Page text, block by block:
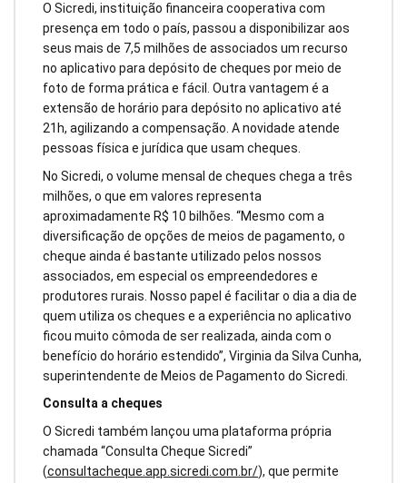
O Sicredi, instituição financeira cooperativa com
presença em todo o país, passou a disponibilizar aos
seus mais de 7,5 milhões de associados um recurso
no aplicativo para depósito de cheques por meio de
foto de forma prática e fácil. Outra vantagem é a
extensão de horário para depósito no aplicativo até
21h, agilizando a compensação. A novidade atende
pessoas física e jurídica que usam cheques.
No Sicredi, o volume mensal de cheques chega a três
milhões, o que em valores representa
aproximadamente R$ 10 bilhões. “Mesmo com a
diversificação de opções de meios de pagamento, o
cheque ainda é bastante utilizado pelos nossos
associados, em especial os empreendedores e
produtores rurais. Nosso papel é facilitar o dia a dia de
quem utiliza os cheques e a experiência no aplicativo
ficou muito cômoda de ser realizada, ainda com o
benefício do horário estendido”, Virginia da Silva Cunha,
superintendente de Meios de Pagamento do Sicredi.
Consulta a cheques
O Sicredi também lançou uma plataforma própria
chamada “Consulta Cheque Sicredi”
(consultacheque.app.sicredi.com.br/), que permite